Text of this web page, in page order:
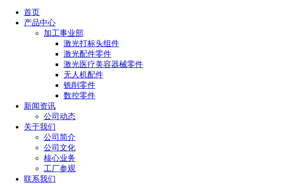
首页
产品中心
加工事业部
激光打标头组件
激光配件零件
激光医疗美容器械零件
无人机配件
铣削零件
数控零件
新闻资讯
公司动态
关于我们
公司简介
公司文化
核心业务
工厂参观
联系我们